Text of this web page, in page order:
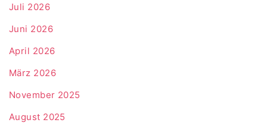
Juli 2026
Juni 2026
April 2026
März 2026
November 2025
August 2025